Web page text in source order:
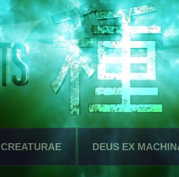
CREATURAE DEUS EX